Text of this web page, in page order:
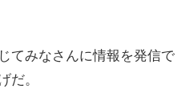
てみなさんに情報を発信で
だ。